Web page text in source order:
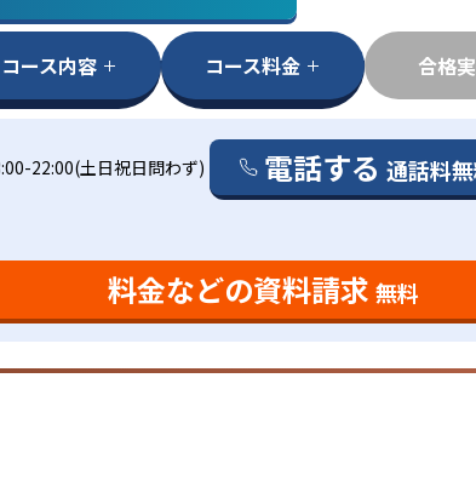
コース内容 コース料金 合格
22:00(土日祝日問わず) 電話する 通話料
料金などの資料請求 無料